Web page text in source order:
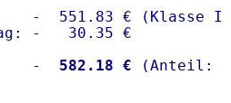
-  551.83 € (Klasse I)
-   30.35 €
-
  582.18 €